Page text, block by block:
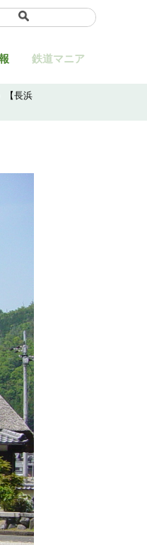
鉄道マニア
【長浜